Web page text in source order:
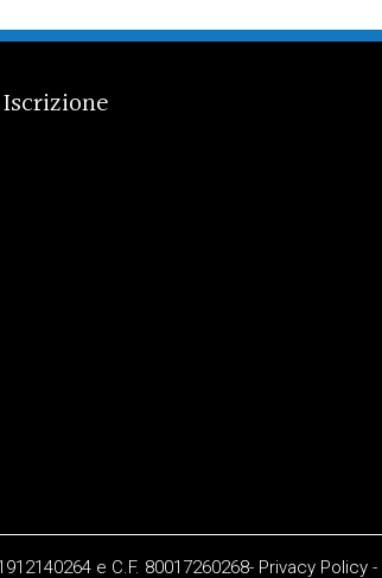
Iscrizione
e C.F. 80017260268- Privacy Policy-